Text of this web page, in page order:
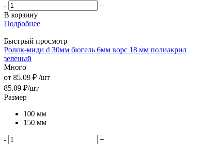
-
+
В корзину
Подробнее
Быстрый просмотр
Ролик-миди d 30мм бюгель 6мм ворс 18 мм полиакрил
зеленый
Много
от 85.09 ₽ /шт
85.09 ₽/шт
Размер
100 мм
150 мм
-
+